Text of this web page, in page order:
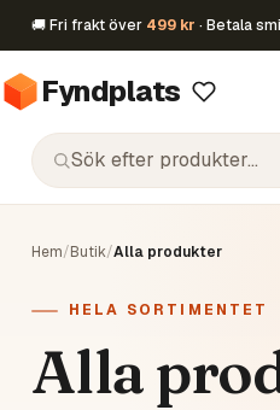
🚚 Fri frakt över 499 kr · Betala
Fyndplats
Hem/Butik/Alla produkter
HELA SORTIMENTET
Alla